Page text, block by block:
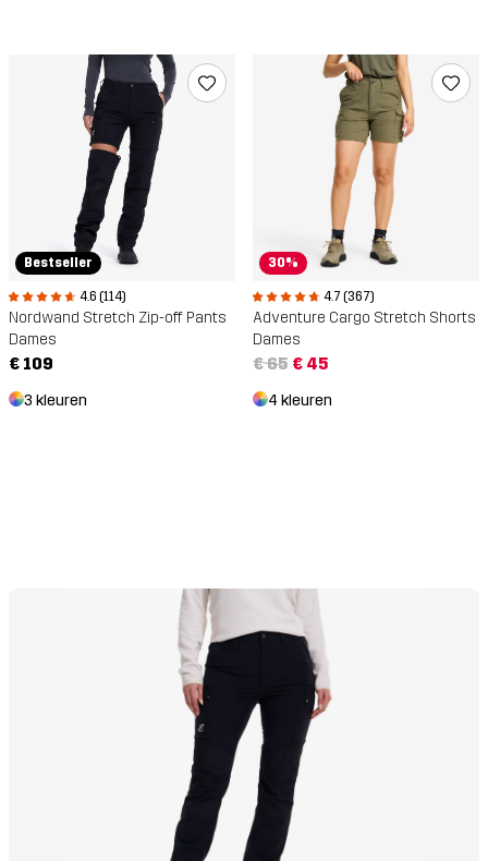
Bestseller
4.6 (114)
Nordwand Stretch Zip-off Pants
Dames
€ 109
3 kleuren
30%
4.7 (367)
Adventure Cargo Stretch Shorts
Dames
€ 65 € 45
4 kleuren